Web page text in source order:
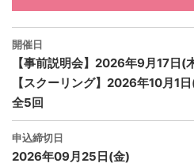
開催日
【事前説明会】2026年9月17日(
【スクーリング】2026年10月1
全5回
申込締切日
2026年09月25日(金)